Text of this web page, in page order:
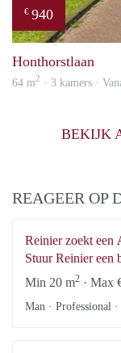
€ 940
Honthorstlaan
64 m2 · 3 kamers ·
BEKIJK
REAGEER OP
Reinier zoekt een
Stuur Reinier een
Min 20 m2 · Max
Man · Professional ·